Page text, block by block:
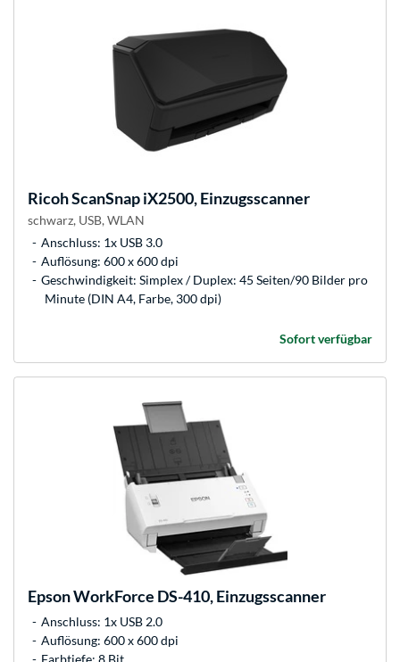
RicohScanSnap iX2500, Einzugsscanner
schwarz, USB, WLAN
Anschluss: 1x USB 3.0
Auflösung: 600 x 600 dpi
Geschwindigkeit: Simplex / Duplex: 45 Seiten/90 Bilder pro
Minute (DIN A4, Farbe, 300 dpi)
Sofort verfügbar
EpsonWorkForce DS-410, Einzugsscanner
Anschluss: 1x USB 2.0
Auflösung: 600 x 600 dpi
Farbtiefe: 8 Bit